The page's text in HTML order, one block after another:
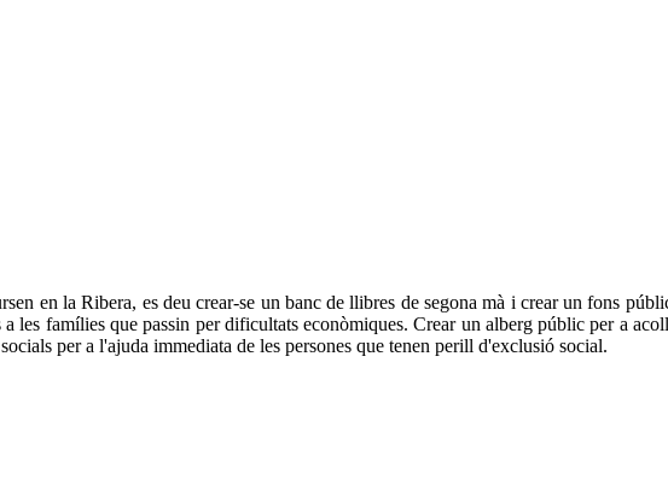
en la Ribera, es deu crear-se un banc de llibres de segona mà i crear un fons
les famílies que passin per dificultats econòmiques. Crear un alberg públic per a
per a l'ajuda immediata de les persones que tenen perill d'exclusió social.